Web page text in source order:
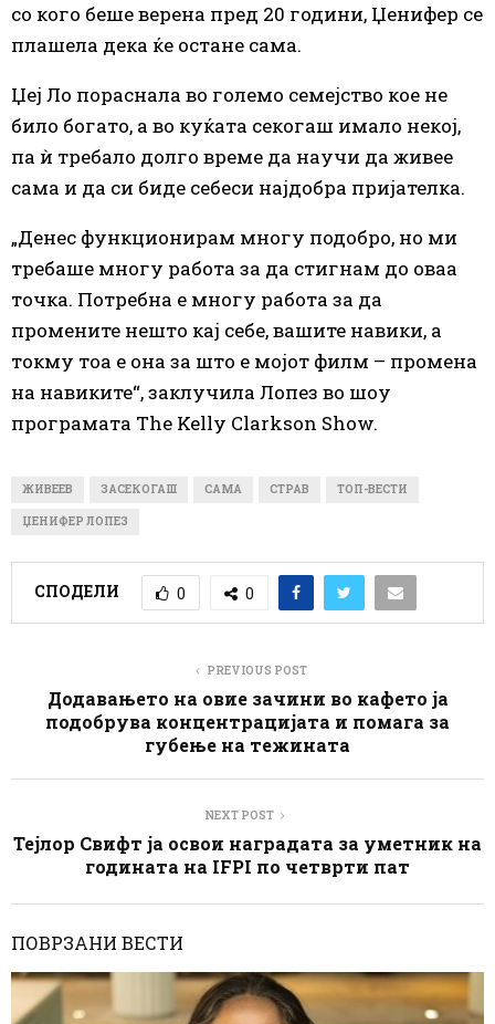
со кого беше верена пред 20 години, Џенифер се
плашела дека ќе остане сама.
Џеј Ло пораснала во големо семејство кое не
било богато, а во куќата секогаш имало некој,
па ѝ требало долго време да научи да живее
сама и да си биде себеси најдобра пријателка.
„Денес функционирам многу подобро, но ми
требаше многу работа за да стигнам до оваа
точка. Потребна е многу работа за да
промените нешто кај себе, вашите навики, а
токму тоа е она за што е мојот филм – промена
на навиките“, заклучила Лопез во шоу
програмата The Kelly Clarkson Show.
ЖИВЕЕВ ЗАСЕКОГАШ САМА СТРАВ ТОП-ВЕСТИ
ЏЕНИФЕР ЛОПЕЗ
СПОДЕЛИ 0 0
PREVIOUS POST
Додавањето на овие зачини во кафето ја
подобрува концентрацијата и помага за
губење на тежината
NEXT POST
Тејлор Свифт ја освои наградата за уметник на
годината на IFPI по четврти пат
ПОВРЗАНИ ВЕСТИ